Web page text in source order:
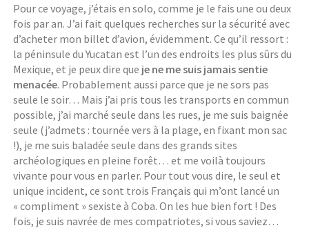
Pour ce voyage, j’étais en solo, comme je le fais une ou deux
fois par an. J’ai fait quelques recherches sur la sécurité avec
d’acheter mon billet d’avion, évidemment. Ce qu’il ressort :
la péninsule du Yucatan est l’un des endroits les plus sûrs du
Mexique, et je peux dire que je ne me suis jamais sentie
menacée. Probablement aussi parce que je ne sors pas
seule le soir… Mais j’ai pris tous les transports en commun
possible, j’ai marché seule dans les rues, je me suis baignée
seule (j’admets : tournée vers à la plage, en fixant mon sac
!), je me suis baladée seule dans des grands sites
archéologiques en pleine forêt… et me voilà toujours
vivante pour vous en parler. Pour tout vous dire, le seul et
unique incident, ce sont trois Français qui m’ont lancé un
« compliment » sexiste à Coba. On les hue bien fort ! Des
fois, je suis navrée de mes compatriotes, si vous saviez…